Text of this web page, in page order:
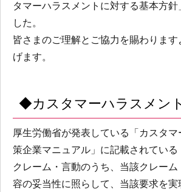
タマーハラスメントに対する基本方針
した。
皆さまのご理解とご協力を賜わります
げます。
◆カスタマーハラスメン
厚生労働省が発表している「カスタ
策企業マニュアル」に記載されてい
クレーム・言動のうち、当該クレー
容の妥当性に照らして、当該要求を